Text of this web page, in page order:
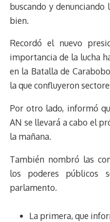
buscando y denunciando
bien.
Recordó el nuevo
importancia de la lucha
en la Batalla de
la que confluyeron
Por otro lado, informó
AN se llevará a cabo el
la mañana.
También nombró las
los poderes públicos
parlamento.
La primera, que